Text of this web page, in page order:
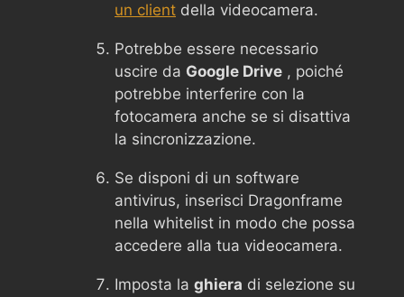
un client della videocamera.
Potrebbe essere necessario
uscire da Google Drive , poiché
potrebbe interferire con la
fotocamera anche se si disattiva
la sincronizzazione.
Se disponi di un software
antivirus, inserisci Dragonframe
nella whitelist in modo che possa
accedere alla tua videocamera.
Imposta la ghiera di selezione su